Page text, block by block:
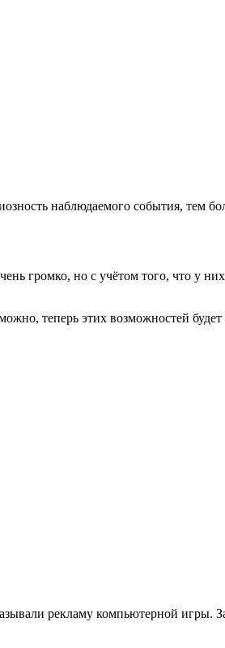
наблюдаемого события, тем
громко, но с учётом того, что у
теперь этих возможностей
рекламу компьютерной игры.